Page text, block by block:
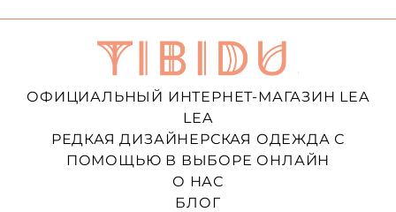
ОФИЦИАЛЬНЫЙ ИНТЕРНЕТ-МАГАЗИН LEA
LEA
РЕДКАЯ ДИЗАЙНЕРСКАЯ ОДЕЖДА С
ПОМОЩЬЮ В ВЫБОРЕ ОНЛАЙН
О НАС
БЛОГ